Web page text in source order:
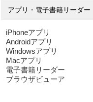
アプリ・電子書籍リーダー
iPhoneアプリ
Androidアプリ
Windowsアプリ
Macアプリ
電子書籍リーダー
ブラウザビューア